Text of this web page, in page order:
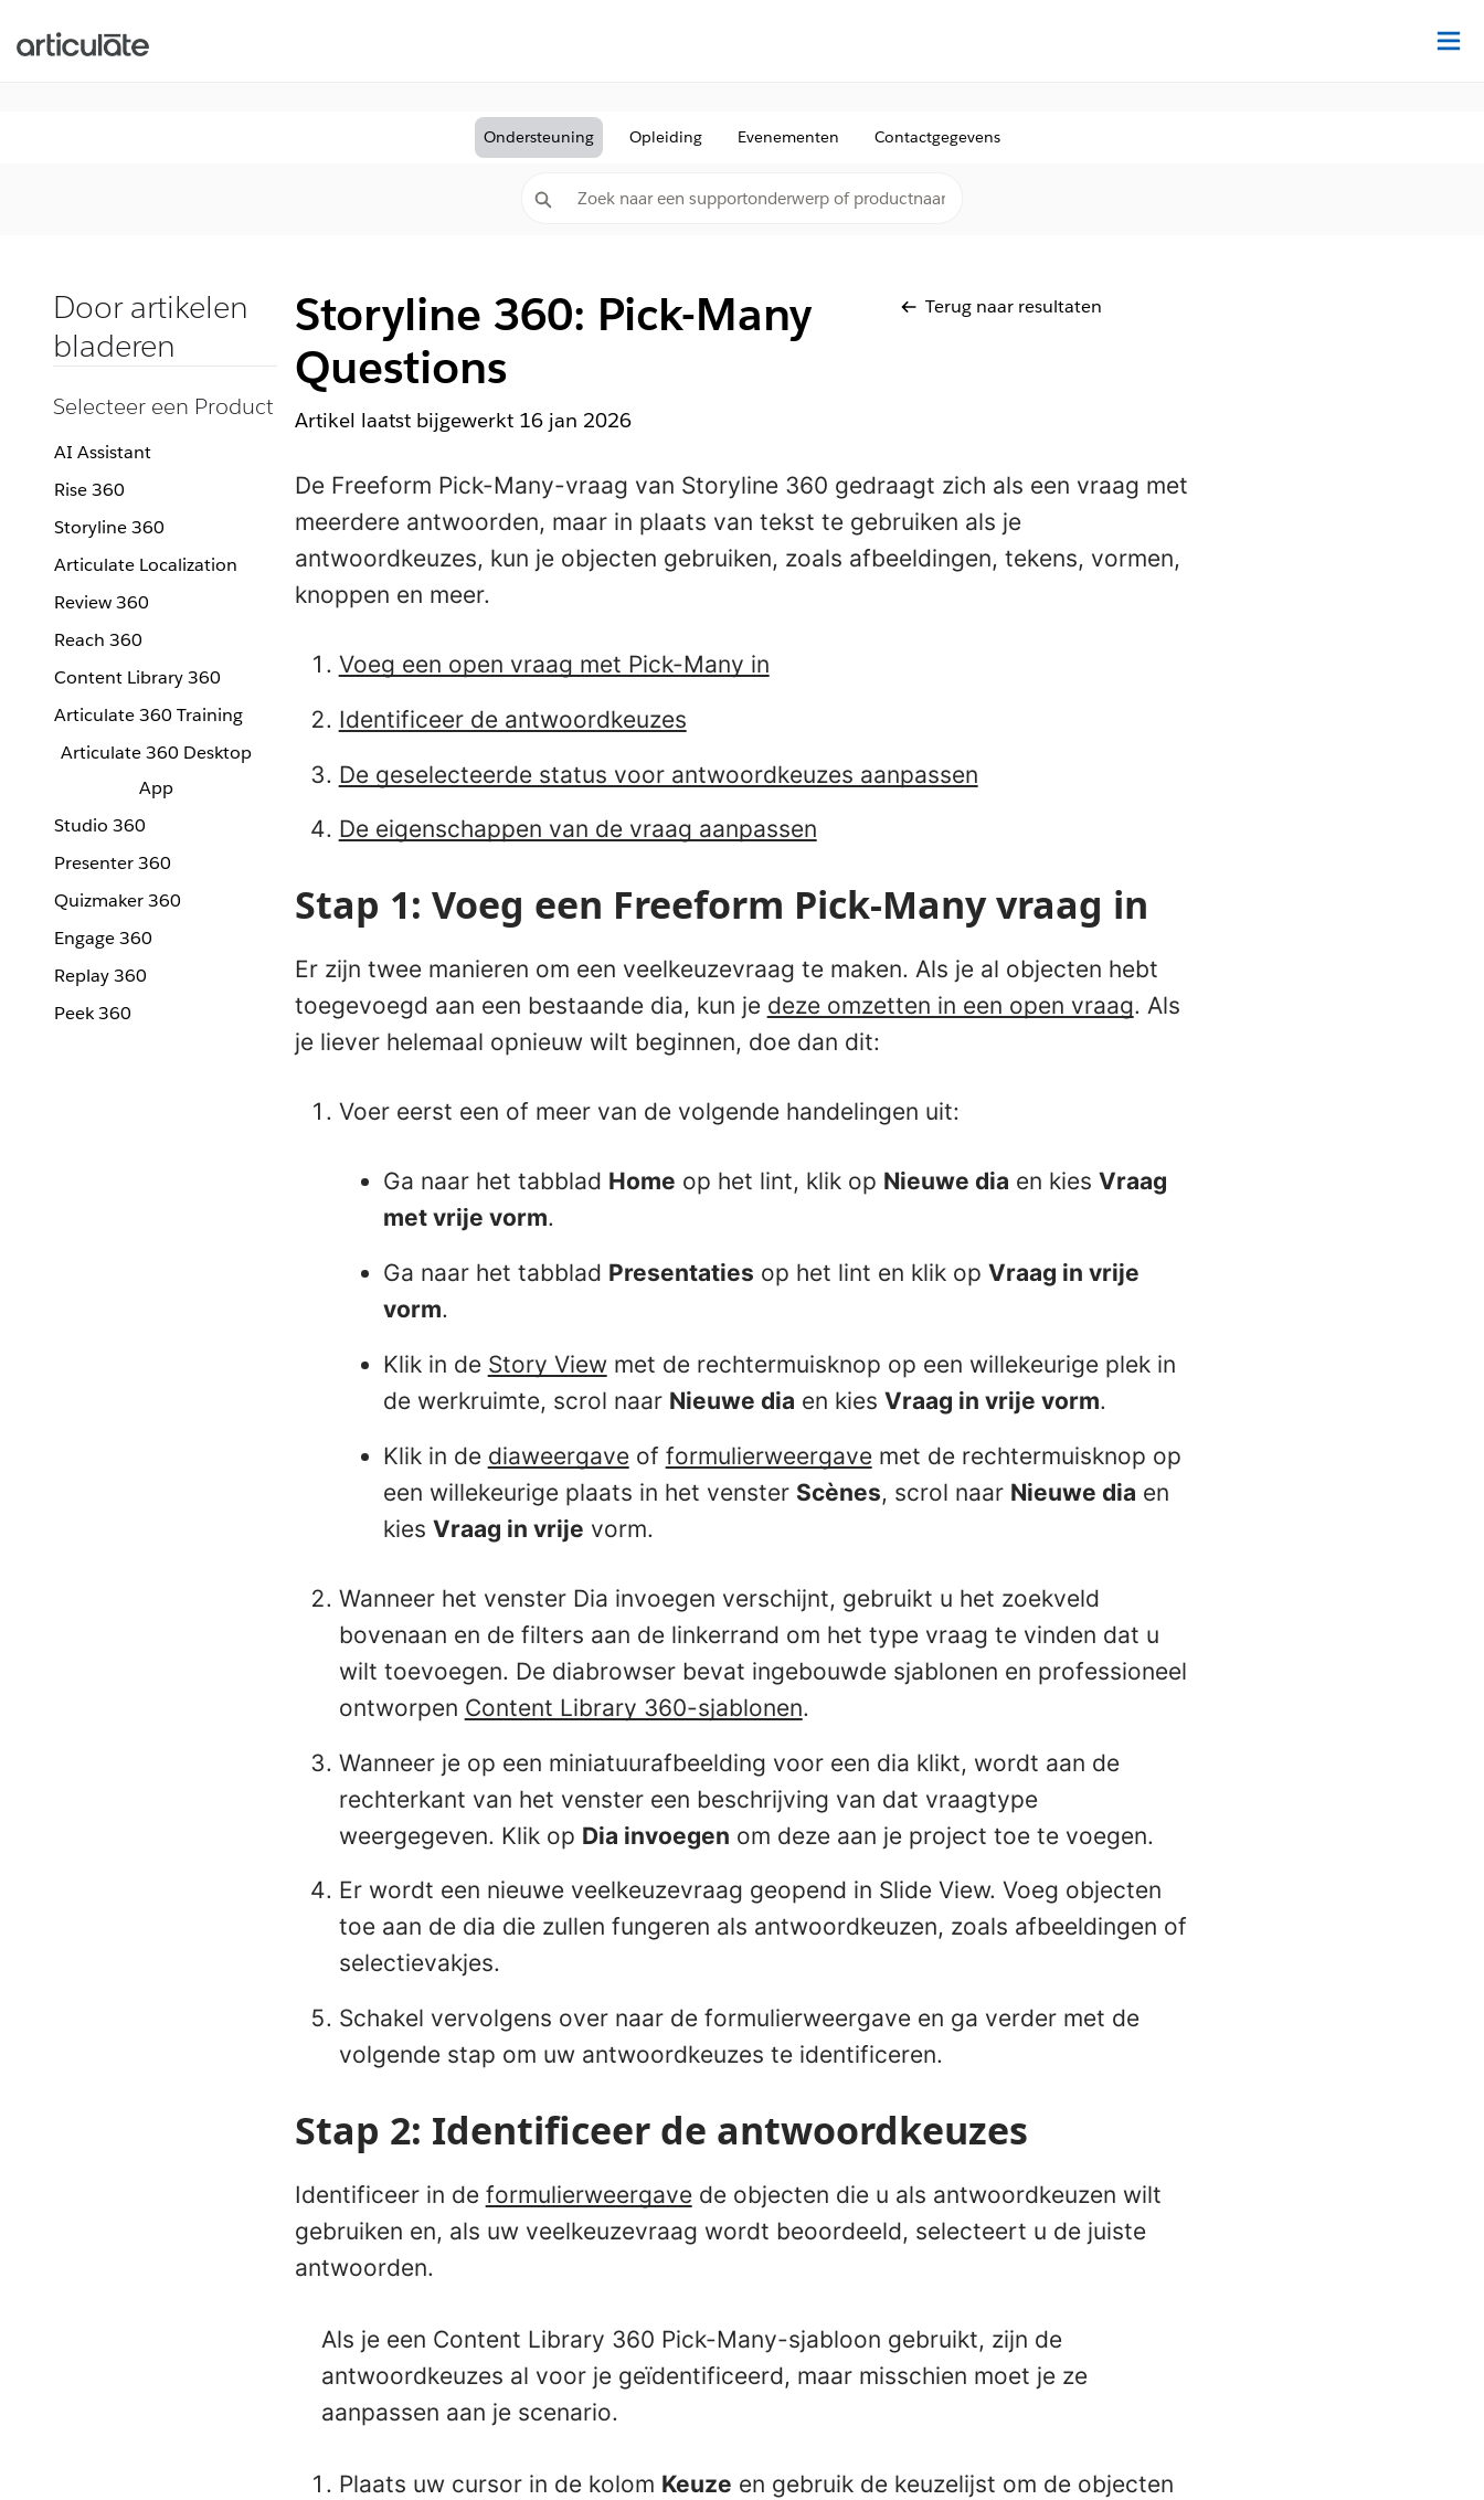
Ondersteuning Opleiding Evenementen Contactgegevens
Door artikelen
bladeren
Selecteer een Product
AI Assistant
Rise 360
Storyline 360
Articulate Localization
Review 360
Reach 360
Content Library 360
Articulate 360 Training
Articulate 360 Desktop
App
Studio 360
Presenter 360
Quizmaker 360
Engage 360
Replay 360
Peek 360
Storyline 360: Pick-Many
Questions
Terug naar resultaten
Artikel laatst bijgewerkt 16 jan 2026
De Freeform Pick-Many-vraag van Storyline 360 gedraagt zich als een vraag met
meerdere antwoorden, maar in plaats van tekst te gebruiken als je
antwoordkeuzes, kun je objecten gebruiken, zoals afbeeldingen, tekens, vormen,
knoppen en meer.
Voeg een open vraag met Pick-Many in
Identificeer de antwoordkeuzes
De geselecteerde status voor antwoordkeuzes aanpassen
De eigenschappen van de vraag aanpassen
Stap 1: Voeg een Freeform Pick-Many vraag in
Er zijn twee manieren om een veelkeuzevraag te maken. Als je al objecten hebt
toegevoegd aan een bestaande dia, kun je deze omzetten in een open vraag. Als
je liever helemaal opnieuw wilt beginnen, doe dan dit:
Voer eerst een of meer van de volgende handelingen uit:
Ga naar het tabblad Home op het lint, klik op Nieuwe dia en kies Vraag
met vrije vorm.
Ga naar het tabblad Presentaties op het lint en klik op Vraag in vrije
vorm.
Klik in de Story Viewmet de rechtermuisknop op een willekeurige plek in
de werkruimte, scrol naar Nieuwe dia en kies Vraag in vrije vorm.
Klik in de diaweergaveof formulierweergavemet de rechtermuisknop op
een willekeurige plaats in het venster Scènes, scrol naar Nieuwe dia en
kies Vraag in vrije vorm.
Wanneer het venster Dia invoegen verschijnt, gebruikt u het zoekveld
bovenaan en de filters aan de linkerrand om het type vraag te vinden dat u
wilt toevoegen. De diabrowser bevat ingebouwde sjablonen en professioneel
ontworpen Content Library 360-sjablonen.
Wanneer je op een miniatuurafbeelding voor een dia klikt, wordt aan de
rechterkant van het venster een beschrijving van dat vraagtype
weergegeven. Klik op Dia invoegen om deze aan je project toe te voegen.
Er wordt een nieuwe veelkeuzevraag geopend in Slide View. Voeg objecten
toe aan de dia die zullen fungeren als antwoordkeuzen, zoals afbeeldingen of
selectievakjes.
Schakel vervolgens over naar de formulierweergave en ga verder met de
volgende stap om uw antwoordkeuzes te identificeren.
Stap 2: Identificeer de antwoordkeuzes
Identificeer in de formulierweergavede objecten die u als antwoordkeuzen wilt
gebruiken en, als uw veelkeuzevraag wordt beoordeeld, selecteert u de juiste
antwoorden.
Als je een Content Library 360 Pick-Many-sjabloon gebruikt, zijn de
antwoordkeuzes al voor je geïdentificeerd, maar misschien moet je ze
aanpassen aan je scenario.
Plaats uw cursor in de kolom Keuze en gebruik de keuzelijst om de objecten